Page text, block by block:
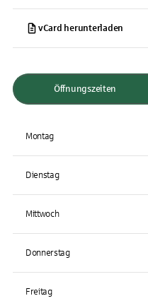
vCard herunterladen
Öffnungszeiten
Montag
Dienstag
Mittwoch
Donnerstag
Freitag